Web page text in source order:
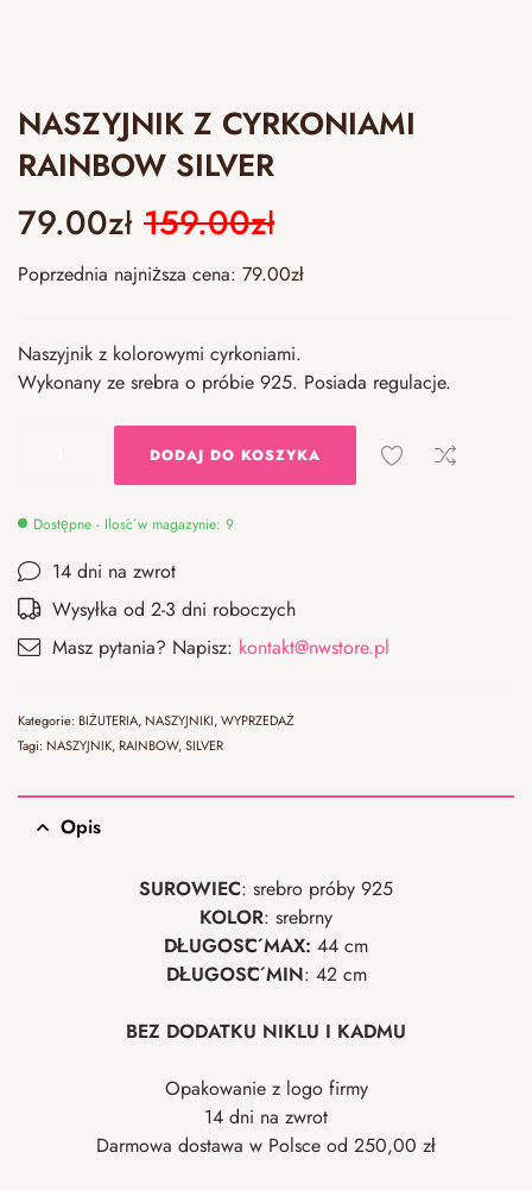
NASZYJNIK Z CYRKONIAMI
RAINBOW SILVER
159.00zł
79.00zł
Poprzednia najniższa cena: 79.00zł
Naszyjnik z kolorowymi cyrkoniami.
Wykonany ze srebra o próbie 925. Posiada regulacje.
DODAJ DO KOSZYKA
Dostępne - Ilość w magazynie: 9
14 dni na zwrot
Wysyłka od 2-3 dni roboczych
Masz pytania? Napisz: kontakt@nwstore.pl
Kategorie:BIŻUTERIA,NASZYJNIKI,WYPRZEDAŻ
Tagi:NASZYJNIK,RAINBOW,SILVER
Opis
SUROWIEC: srebro próby 925
KOLOR: srebrny
DŁUGOŚĆ MAX: 44 cm
DŁUGOŚĆ MIN: 42 cm
BEZ DODATKU NIKLU I KADMU
Opakowanie z logo firmy
14 dni na zwrot
Darmowa dostawa w Polsce od 250,00 zł